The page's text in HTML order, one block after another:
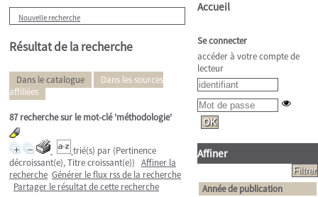
Nouvelle recherche
Résultat de la recherche
Dans le catalogue
Dans les sources
affiliées
87recherche sur le mot-clé'méthodologie'
trié(s) par (Pertinence
décroissant(e), Titre croissant(e)) Affiner la
recherche Générer le flux rss de la recherche
Partager le résultat de cette recherche
Accueil
Se connecter
accéder à votre compte de
lecteur
Affiner
Année de publication